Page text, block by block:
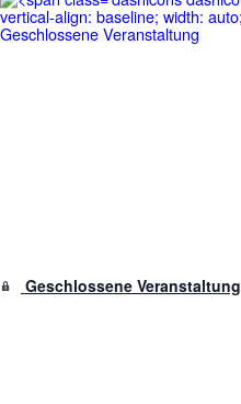
Geschlossene Veranstaltung